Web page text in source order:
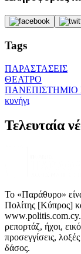
Tags
ΠΑΡΑΣΤΑΣΕΙΣ
ΘΕΑΤΡΟ
κυνήγι
Τελευταία
Το «Παράθυρο»
Πολίτης [Κύπρος]
www.politis.com.cy.
ρεπορτάζ, ήχοι,
προσεγγίσεις,
δάσος.